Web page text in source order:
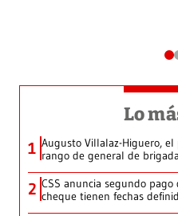
Lo
1 Augusto Villalaz-Higuero,
rango de general de
2 CSS anuncia segundo
cheque tienen fechas